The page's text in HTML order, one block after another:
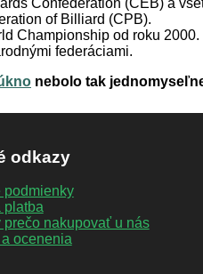
Confederation (CEB) a
of Billiard (CPB).
Championship od roku 2000.
federáciami.
nebolo tak
odkazy
podmienky
platba
prečo nakupovať u nás
ocenenia